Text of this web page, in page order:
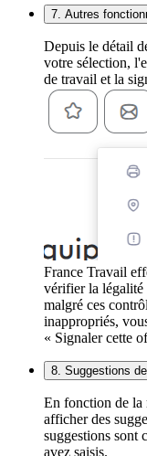
7. Autres
Depuis le détail
votre sélection,
de travail et la
France Travail
vérifier la légalité
malgré ces
inappropriés,
« Signaler cette
8. Suggestions
En fonction de la
afficher des
suggestions sont
avez saisis.